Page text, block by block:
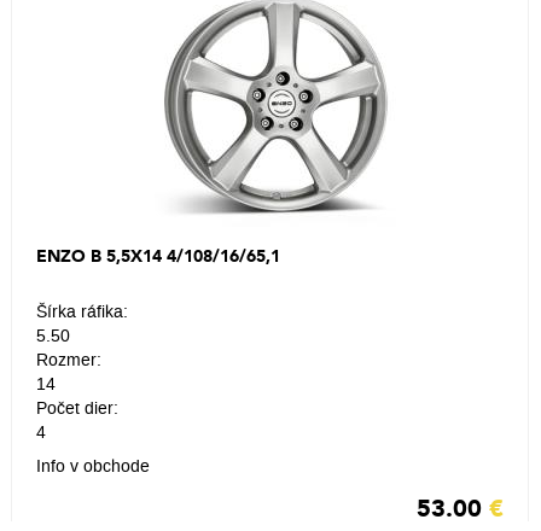
ENZO B 5,5X14 4/108/16/65,1
Šírka ráfika:
5.50
Rozmer:
14
Počet dier:
4
Info v obchode
53.00 €